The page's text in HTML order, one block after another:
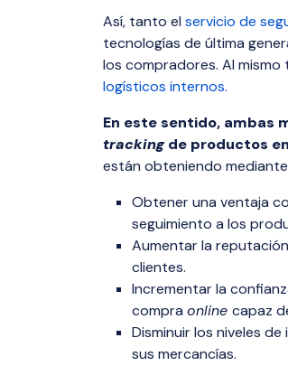
Así, tanto el servicio de
tecnologías de última
los compradores. Al
logísticos internos.
En este sentido, ambas
trackingde productos
están obteniendo
Obtener una ventaja
seguimiento a los
Aumentar la
clientes.
Incrementar la
compra online capaz
Disminuir los niveles
sus mercancías.